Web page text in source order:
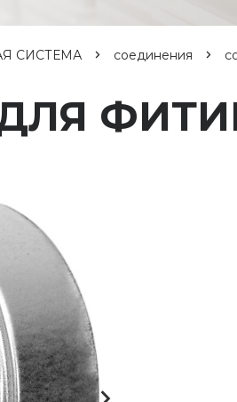
СИСТЕМА соединения